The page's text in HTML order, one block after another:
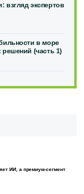
взгляд экспертов
в море
(часть 1)
ИИ, а премиум-сегмент